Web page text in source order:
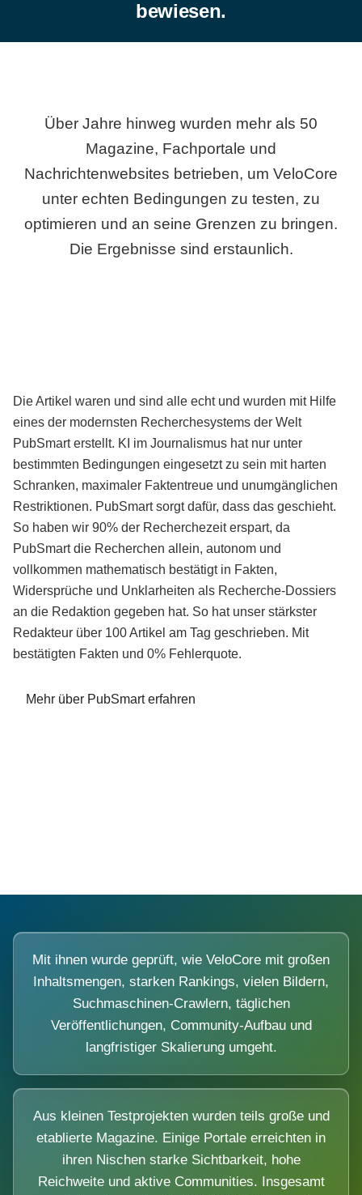
bewiesen.
Über Jahre hinweg wurden mehr als 50
Magazine, Fachportale und
Nachrichtenwebsites betrieben, um VeloCore
unter echten Bedingungen zu testen, zu
optimieren und an seine Grenzen zu bringen.
Die Ergebnisse sind erstaunlich.
Die Artikel waren und sind alle echt und wurden mit Hilfe
eines der modernsten Recherchesystems der Welt
PubSmart erstellt. KI im Journalismus hat nur unter
bestimmten Bedingungen eingesetzt zu sein mit harten
Schranken, maximaler Faktentreue und unumgänglichen
Restriktionen. PubSmart sorgt dafür, dass das geschieht.
So haben wir 90% der Recherchezeit erspart, da
PubSmart die Recherchen allein, autonom und
vollkommen mathematisch bestätigt in Fakten,
Widersprüche und Unklarheiten als Recherche-Dossiers
an die Redaktion gegeben hat. So hat unser stärkster
Redakteur über 100 Artikel am Tag geschrieben. Mit
bestätigten Fakten und 0% Fehlerquote.
Mehr über PubSmart erfahren
Mit ihnen wurde geprüft, wie VeloCore mit großen
Inhaltsmengen, starken Rankings, vielen Bildern,
Suchmaschinen-Crawlern, täglichen
Veröffentlichungen, Community-Aufbau und
langfristiger Skalierung umgeht.
Aus kleinen Testprojekten wurden teils große und
etablierte Magazine. Einige Portale erreichten in
ihren Nischen starke Sichtbarkeit, hohe
Reichweite und aktive Communities. Insgesamt